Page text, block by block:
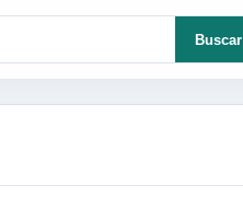
Buscar